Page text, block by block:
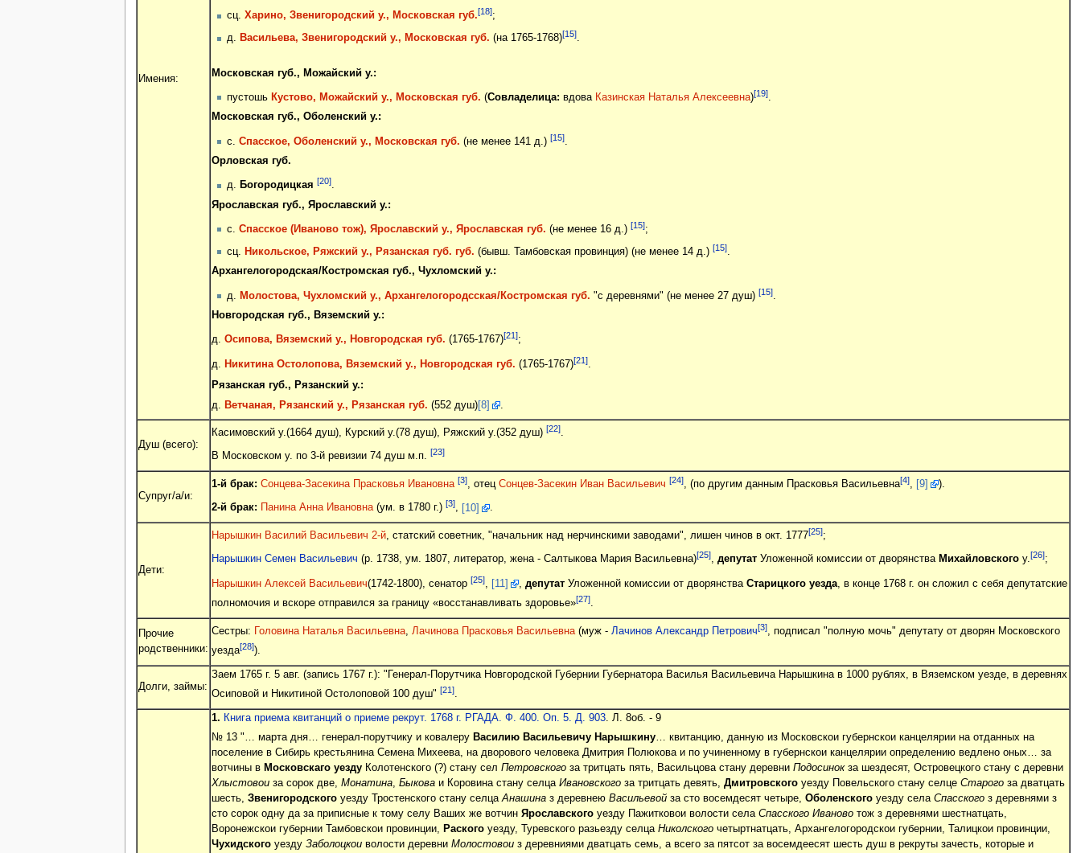
Имения:
сц. Харино, Звенигородский у., Московская губ.[18];
д. Васильева, Звенигородский у., Московская губ. (на 1765-1768)[15].
Московская губ., Можайский у.:
пустошь Кустово, Можайский у., Московская губ. (Совладелица: вдова Казинская Наталья Алексеевна)[19].
Московская губ., Оболенский у.:
с. Спасское, Оболенский у., Московская губ. (не менее 141 д.) [15].
Орловская губ.
д. Богородицкая [20].
Ярославская губ., Ярославский у.:
с. Спасское (Иваново тож), Ярославский у., Ярославская губ. (не менее 16 д.) [15];
сц. Никольское, Ряжский у., Рязанская губ. губ. (бывш. Тамбовская провинция) (не менее 14 д.) [15].
Архангелогородская/Костромская губ., Чухломский у.:
д. Молостова, Чухломский у., Архангелогородсская/Костромская губ. "с деревнями" (не менее 27 душ) [15].
Новгородская губ., Вяземский у.:
д. Осипова, Вяземский у., Новгородская губ. (1765-1767)[21];
д. Никитина Остолопова, Вяземский у., Новгородская губ. (1765-1767)[21].
Рязанская губ., Рязанский у.:
д. Ветчаная, Рязанский у., Рязанская губ. (552 душ)[8] .
Душ (всего):
Касимовский у.(1664 душ), Курский у.(78 душ), Ряжский у.(352 душ) [22].
В Московском у. по 3-й ревизии 74 душ м.п. [23]
Супруг/а/и:
1-й брак: Сонцева-Засекина Прасковья Ивановна [3], отец Сонцев-Засекин Иван Васильевич [24], (по другим данным Прасковья Васильевна[4], [9] ).
2-й брак: Панина Анна Ивановна(ум. в 1780 г.) [3], [10] .
Дети:
Нарышкин Василий Васильевич 2-й, статский советник, "начальник над нерчинскими заводами", лишен чинов в окт. 1777[25];
Нарышкин Семен Васильевич (р. 1738, ум. 1807, литератор, жена - Салтыкова Мария Васильевна)[25], депутатУложенной комиссии от дворянства Михайловскогоу.[26];
Нарышкин Алексей Васильевич(1742-1800), сенатор [25], [11] , депутатУложенной комиссии от дворянстваСтарицкого уезда, в конце 1768 г. он сложил с себя депутатские
полномочия и вскоре отправился за границу «восстанавливать здоровье»[27].
Прочие
родственники:
Сестры: Головина Наталья Васильевна, Лачинова Прасковья Васильевна(муж - Лачинов Александр Петрович[3], подписал "полную мочь" депутату от дворян Московского
уезда[28]).
Долги, займы:
Заем 1765 г. 5 авг. (запись 1767 г.): "Генерал-Порутчика Новгородской Губернии Губернатора Василья Васильевича Нарышкина в 1000 рублях, в Вяземском уезде, в деревнях
Осиповой и Никитиной Остолоповой 100 душ" [21].
1. Книга приема квитанций о приеме рекрут. 1768 г. РГАДА. Ф. 400. Оп. 5. Д. 903. Л. 8об. - 9
№ 13 "… марта дня… генерал-порутчику и ковалеру Василию Васильевичу Нарышкину… квитанцию, данную из Московскои губернскои канцелярии на отданных на
поселение в Сибирь крестьянина Семена Михеева, на дворового человека Дмитрия Полюкова и по учиненному в губернскои канцелярии определению ведлено оных… за
вотчины в Московскаго уездуКолотенского (?) стану сел Петровскогоза тритцать пять, Васильцова стану деревни Подосинокза шездесят, Островецкого стану с деревни
Хлыстовоиза сорок две, Монатина, Быковаи Коровина стану селца Ивановскогоза тритцать девять, Дмитровскогоуезду Повельского стану селце Старогоза дватцать
шесть, Звенигородскогоуезду Тростенского стану селцаАнашиназ деревнею Васильевойза сто восемдесят четыре, Оболенскогоуезду села Спасскогоз деревнями з
сто сорок одну да за приписные к тому селу Ваших же вотчин Ярославскогоуезду Пажитковои волости села Спасского Ивановотож з деревнями шестнатцать,
Воронежскои губернии Тамбовскои провинции, Раскогоуезду, Туревского разьезду селца Николскогочетыртнатцать, Архангелогородскои губернии, Талицкои провинции,
Чухидскогоуезду Заболоцкоиволости деревни Молостовоиз деревниями дватцать семь, а всего за пятсот за восемдеесят шесть душ в рекруты зачесть, которые и